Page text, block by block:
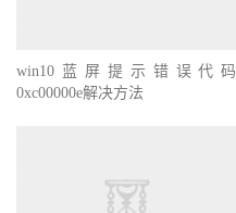
win10蓝屏提示错误代码
0xc00000e解决方法